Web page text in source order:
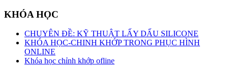
KHÓA HỌC
CHUYÊN ĐỀ: KỸ THUẬT LẤY DẤU SILICONE
KHÓA HỌC-CHINH KHỚP TRONG PHỤC HÌNH
ONLINE
Khóa học chỉnh khớp ofline